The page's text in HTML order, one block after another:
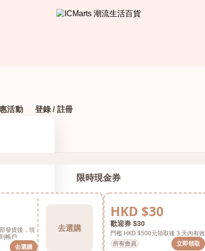
活動 登錄 / 註冊
限時現金券
發貨後，現
帳戶
去選購
去選購
HKD $30
歡迎券 $30
門檻 HKD $500元領取後 3 天內有效
所有會員
立即領取